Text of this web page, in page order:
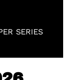
SERIES